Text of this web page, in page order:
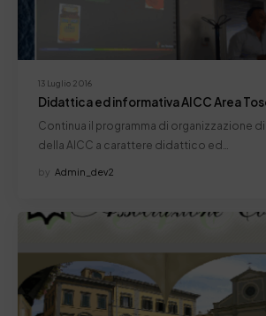
13 Luglio 2016
Didattica ed informativa AICC Area
Continua il programma di organizzazione
della AICC a carattere didattico ed…
by Admin_dev2